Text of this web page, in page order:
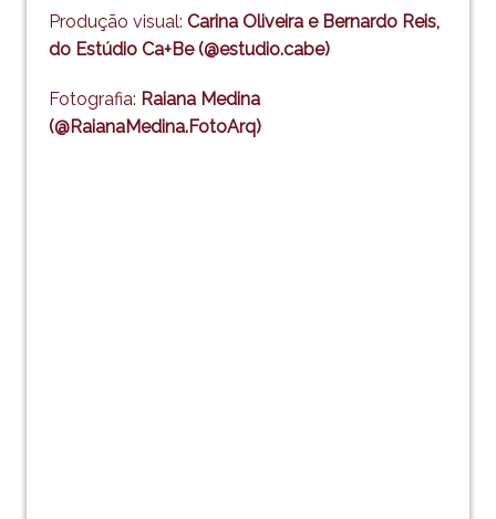
Produção visual: Carina Oliveira e Bernardo Reis,
do Estúdio Ca+Be (@estudio.cabe)
Fotografia: Raiana Medina
(@RaianaMedina.FotoArq)